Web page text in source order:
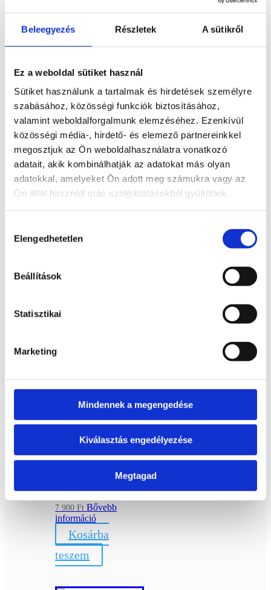
Beleegyezés Részletek A sütikről
Ez a weboldal sütiket használ
Sütiket használunk a tartalmak és hirdetések személyre
szabásához, közösségi funkciók biztosításához,
valamint weboldalforgalmunk elemzéséhez. Ezenkívül
közösségi média-, hirdető- és elemező partnereinkkel
megosztjuk az Ön weboldalhasználatra vonatkozó
adatait, akik kombinálhatják az adatokat más olyan
adatokkal, amelyeket Ön adott meg számukra vagy az
Ön által használt más szolgáltatásokból gyűjtöttek.
kiválasztása
Elengedhetetlen
Beállítások
Statisztikai
Marketing
Mindennek a megengedése
Kiválasztás engedélyezése
Megtagad
Érdekelhetnek még…
Tigrisszem
ásvány
karácsonyfa
információ
Kosárba
Howlit ásvány
Lepidolit
ásvány
karácsonyfa
7 900Ft Bővebb
információ
Kosárba
teszem